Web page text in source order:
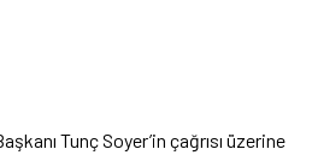
Tunç Soyer’in çağrısı üzerine